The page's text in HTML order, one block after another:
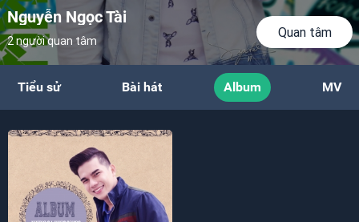
Nguyễn Ngọc Tài
2 người quan tâm
Quan tâm
Tiểu sử Bài hát Album MV